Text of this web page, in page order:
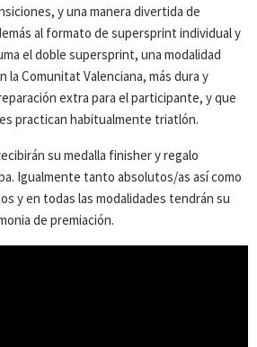
y una manera divertida de
al formato de supersprint individual y
el doble supersprint, una modalidad
la Comunitat Valenciana, más dura y
extra para el participante, y que
practican habitualmente triatlón.
su medalla finisher y regalo
Igualmente tanto absolutos/as así como
y en todas las modalidades tendrán su
de premiación.